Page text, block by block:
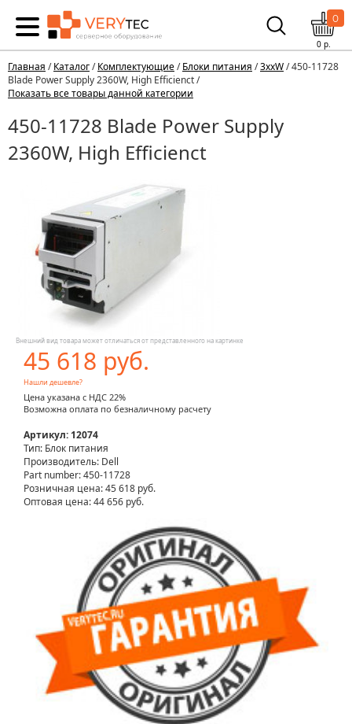
0
0р.
Главная /Каталог/Комплектующие/Блоки питания /3xxW/ 450-11728
Blade Power Supply 2360W, High Efficienct /
Показать все товары данной категории
450-11728 Blade Power Supply
2360W, High Efficienct
Внешний вид товара может отличаться от представленного на картинке
45 618 руб.
Нашли дешевле?
Цена указана с НДС 22%
Возможна оплата по безналичному расчету
Артикул: 12074
Тип: Блок питания
Производитель: Dell
Part number: 450-11728
Розничная цена:45 618 руб.
Оптовая цена: 44 656 руб.